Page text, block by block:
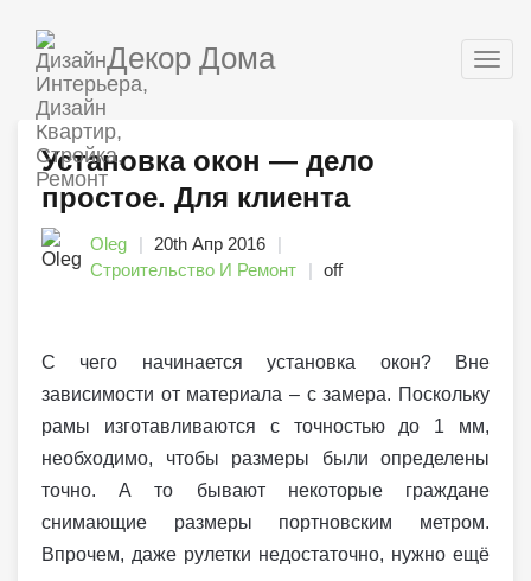
Декор Дома
Установка окон — дело
простое. Для клиента
Oleg
20th Апр 2016
Строительство И Ремонт
off
С чего начинается установка окон? Вне
зависимости от материала – с замера. Поскольку
рамы изготавливаются с точностью до 1 мм,
необходимо, чтобы размеры были определены
точно. А то бывают некоторые граждане
снимающие размеры портновским метром.
Впрочем, даже рулетки недостаточно, нужно ещё